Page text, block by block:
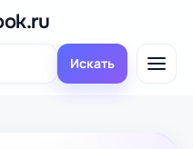
Искать